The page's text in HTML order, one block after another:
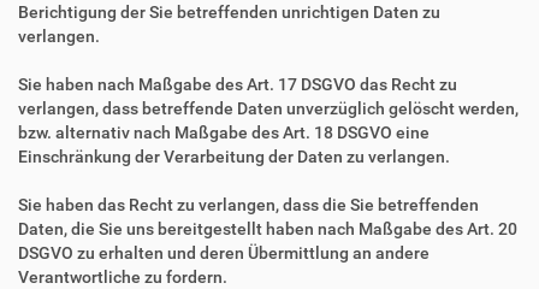
Berichtigung der Sie betreffenden unrichtigen Daten zu
verlangen.
Sie haben nach Maßgabe des Art. 17 DSGVO das Recht zu
verlangen, dass betreffende Daten unverzüglich gelöscht werden,
bzw. alternativ nach Maßgabe des Art. 18 DSGVO eine
Einschränkung der Verarbeitung der Daten zu verlangen.
Sie haben das Recht zu verlangen, dass die Sie betreffenden
Daten, die Sie uns bereitgestellt haben nach Maßgabe des Art. 20
DSGVO zu erhalten und deren Übermittlung an andere
Verantwortliche zu fordern.